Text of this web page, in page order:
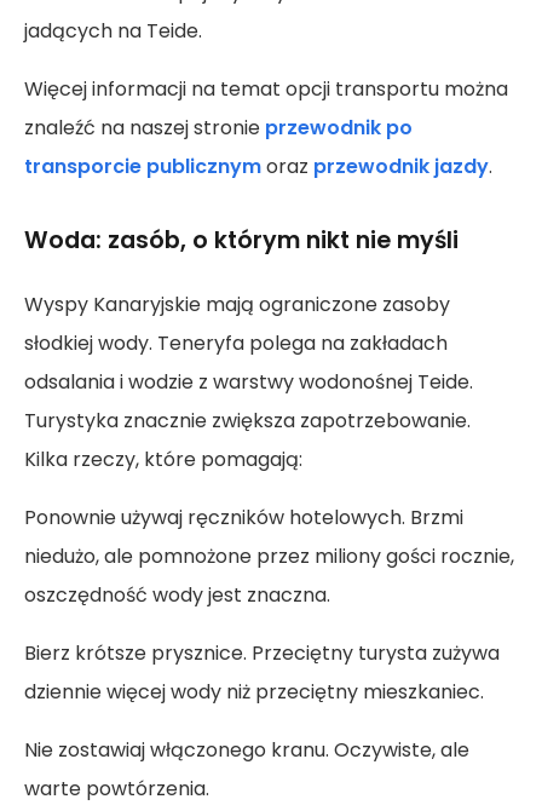
jadących na Teide.
Więcej informacji na temat opcji transportu można
znaleźć na naszej stronie przewodnik po
transporcie publicznymoraz przewodnik jazdy.
Woda: zasób, o którym nikt nie myśli
Wyspy Kanaryjskie mają ograniczone zasoby
słodkiej wody. Teneryfa polega na zakładach
odsalania i wodzie z warstwy wodonośnej Teide.
Turystyka znacznie zwiększa zapotrzebowanie.
Kilka rzeczy, które pomagają:
Ponownie używaj ręczników hotelowych. Brzmi
niedużo, ale pomnożone przez miliony gości rocznie,
oszczędność wody jest znaczna.
Bierz krótsze prysznice. Przeciętny turysta zużywa
dziennie więcej wody niż przeciętny mieszkaniec.
Nie zostawiaj włączonego kranu. Oczywiste, ale
warte powtórzenia.